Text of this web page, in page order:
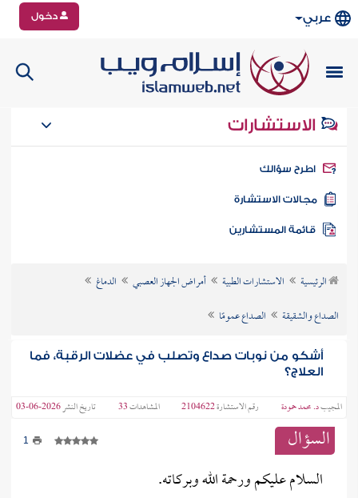
عربي دخول
الاستشارات
سؤالك
الاستشارة
الرئيسية الاستشارات الطبية أمراض الجهاز العصبي
الدماغ
الصداع والشقيقة
الصداع عمومًا
أشكو من نوبات صداع وتصلب في عضلات الرقبة، فما
العلاج؟
المجيبد. محمد حمودة رقم الاستشارة2104622 المشاهدات33 تاريخ النشر2026-06-03
السؤال 1
السلام عليكم ورحمة الله وبركاته.